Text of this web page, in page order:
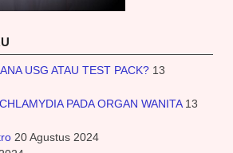
USG ATAU TEST PACK? 13
PADA ORGAN WANITA 13
20 Agustus 2024